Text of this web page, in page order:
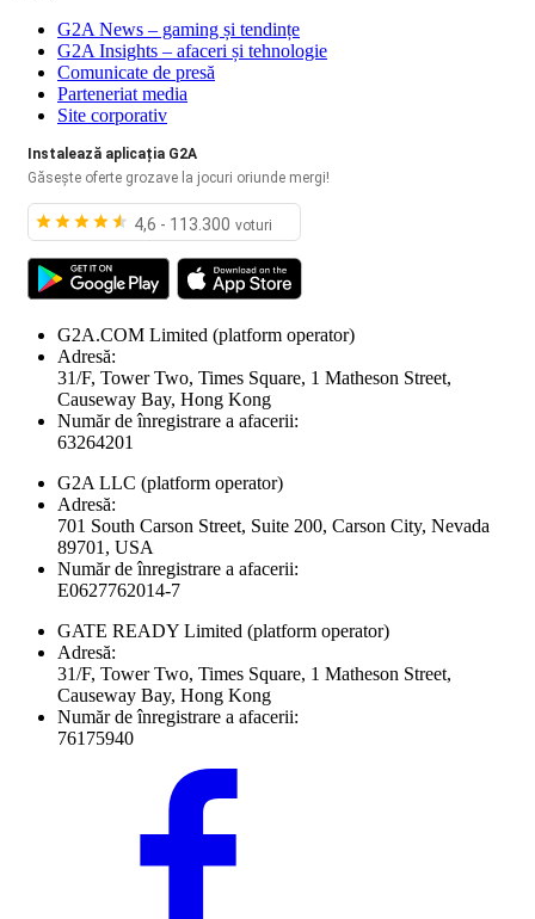
G2A News – gaming și tendințe
G2A Insights – afaceri și tehnologie
Comunicate de presă
Parteneriat media
Site corporativ
Instalează aplicația G2A
Găsește oferte grozave la jocuri oriunde mergi!
4,6 - 113.300 voturi
G2A.COM Limited (platform operator)
Adresă:
31/F, Tower Two, Times Square, 1 Matheson Street,
Causeway Bay, Hong Kong
Număr de înregistrare a afacerii:
63264201
G2A LLC (platform operator)
Adresă:
701 South Carson Street, Suite 200, Carson City, Nevada
89701, USA
Număr de înregistrare a afacerii:
E0627762014-7
GATE READY Limited (platform operator)
Adresă:
31/F, Tower Two, Times Square, 1 Matheson Street,
Causeway Bay, Hong Kong
Număr de înregistrare a afacerii:
76175940